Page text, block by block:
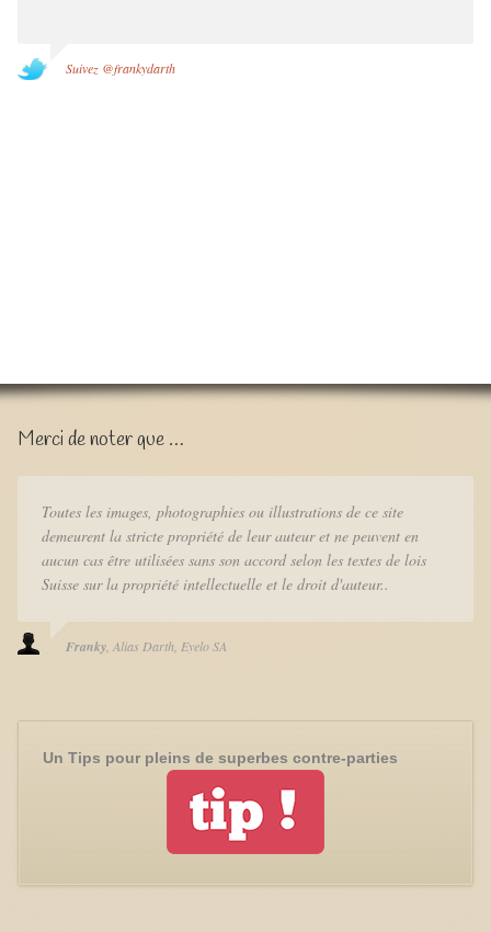
Suivez @frankydarth
Merci de noter que …
Toutes les images, photographies ou illustrations de ce site
demeurent la stricte propriété de leur auteur et ne peuvent en
aucun cas être utilisées sans son accord selon les textes de lois
Suisse sur la propriété intellectuelle et le droit d'auteur..
Franky Alias Darth Eyelo SA
Un Tips pour pleins de superbes contre-parties